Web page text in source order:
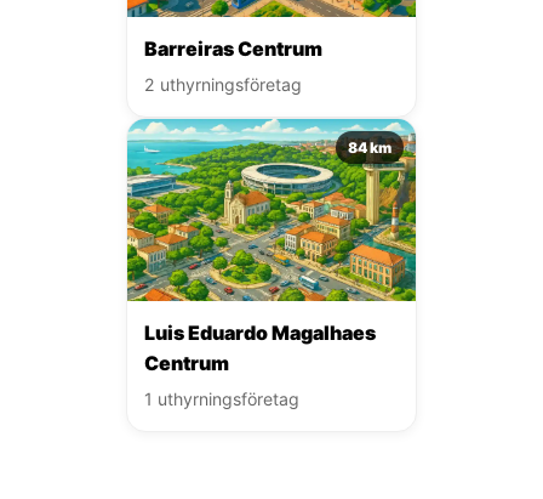
Barreiras Centrum
2 uthyrningsföretag
84 km
Luis Eduardo Magalhaes
Centrum
1 uthyrningsföretag